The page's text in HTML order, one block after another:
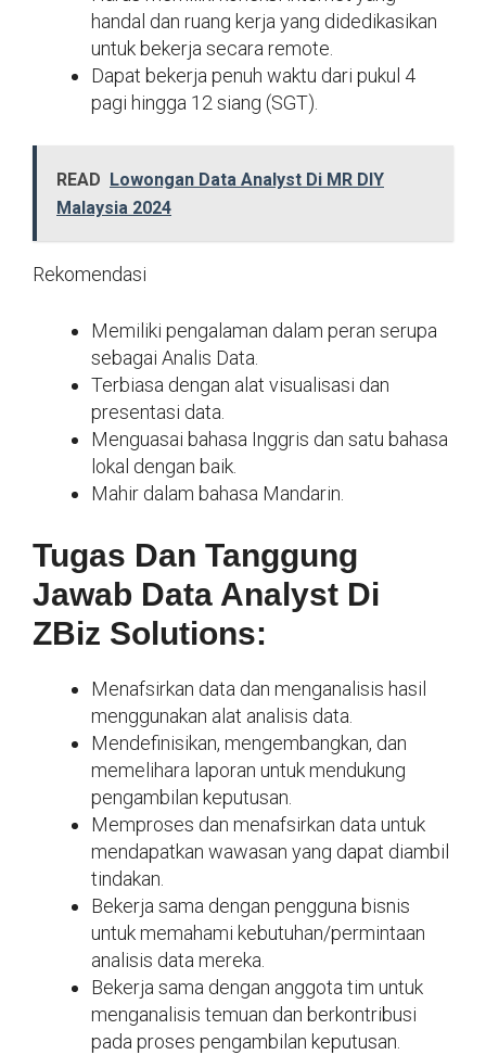
handal dan ruang kerja yang didedikasikan
untuk bekerja secara remote.
Dapat bekerja penuh waktu dari pukul 4
pagi hingga 12 siang (SGT).
READ
Lowongan Data Analyst Di MR DIY
Malaysia 2024
Rekomendasi
Memiliki pengalaman dalam peran serupa
sebagai Analis Data.
Terbiasa dengan alat visualisasi dan
presentasi data.
Menguasai bahasa Inggris dan satu bahasa
lokal dengan baik.
Mahir dalam bahasa Mandarin.
Tugas Dan Tanggung
Jawab Data Analyst Di
ZBiz Solutions:
Menafsirkan data dan menganalisis hasil
menggunakan alat analisis data.
Mendefinisikan, mengembangkan, dan
memelihara laporan untuk mendukung
pengambilan keputusan.
Memproses dan menafsirkan data untuk
mendapatkan wawasan yang dapat diambil
tindakan.
Bekerja sama dengan pengguna bisnis
untuk memahami kebutuhan/permintaan
analisis data mereka.
Bekerja sama dengan anggota tim untuk
menganalisis temuan dan berkontribusi
pada proses pengambilan keputusan.